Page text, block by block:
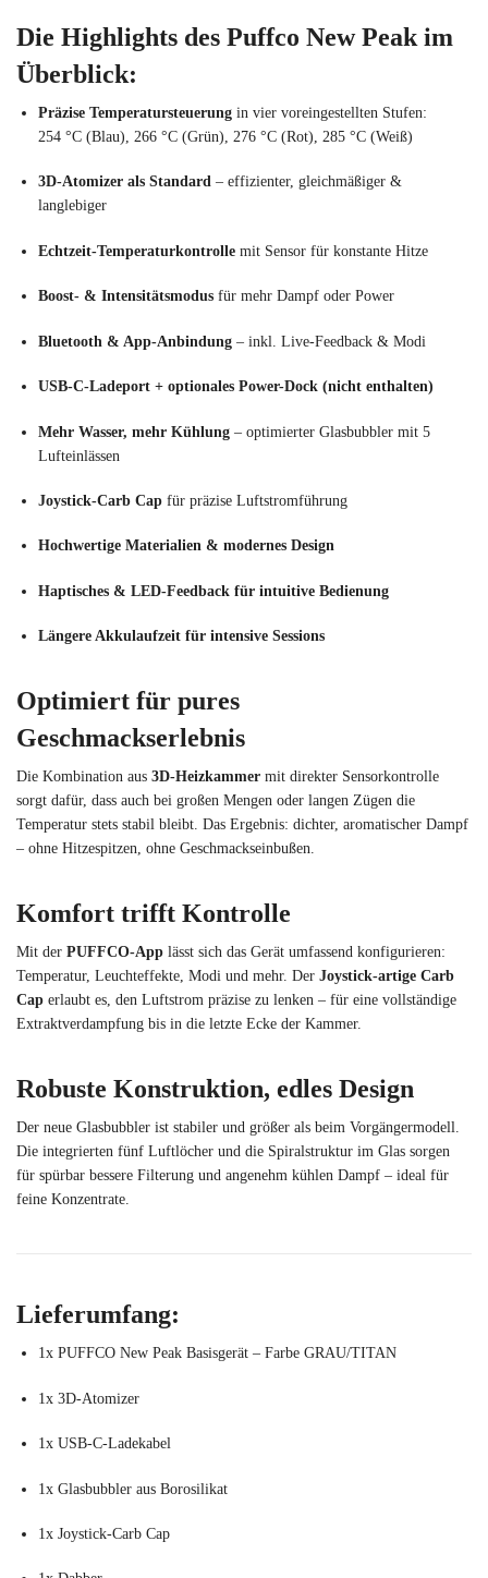
Die Highlights des Puffco New Peak im
Überblick:
Präzise Temperatursteuerung in vier voreingestellten Stufen:
254 °C (Blau), 266 °C (Grün), 276 °C (Rot), 285 °C (Weiß)
3D-Atomizer als Standard – effizienter, gleichmäßiger &
langlebiger
Echtzeit-Temperaturkontrolle mit Sensor für konstante Hitze
Boost- & Intensitätsmodus für mehr Dampf oder Power
Bluetooth & App-Anbindung – inkl. Live-Feedback & Modi
USB-C-Ladeport + optionales Power-Dock (nicht enthalten)
Mehr Wasser, mehr Kühlung – optimierter Glasbubbler mit 5
Lufteinlässen
Joystick-Carb Cap für präzise Luftstromführung
Hochwertige Materialien & modernes Design
Haptisches & LED-Feedback für intuitive Bedienung
Längere Akkulaufzeit für intensive Sessions
Optimiert für pures
Geschmackserlebnis
Die Kombination aus 3D-Heizkammer mit direkter Sensorkontrolle
sorgt dafür, dass auch bei großen Mengen oder langen Zügen die
Temperatur stets stabil bleibt. Das Ergebnis: dichter, aromatischer Dampf
– ohne Hitzespitzen, ohne Geschmackseinbußen.
Komfort trifft Kontrolle
Mit der PUFFCO-App lässt sich das Gerät umfassend konfigurieren:
Temperatur, Leuchteffekte, Modi und mehr. Der Joystick-artige Carb
Cap erlaubt es, den Luftstrom präzise zu lenken – für eine vollständige
Extraktverdampfung bis in die letzte Ecke der Kammer.
Robuste Konstruktion, edles Design
Der neue Glasbubbler ist stabiler und größer als beim Vorgängermodell.
Die integrierten fünf Luftlöcher und die Spiralstruktur im Glas sorgen
für spürbar bessere Filterung und angenehm kühlen Dampf – ideal für
feine Konzentrate.
Lieferumfang:
1x PUFFCO New Peak Basisgerät – Farbe GRAU/TITAN
1x 3D-Atomizer
1x USB-C-Ladekabel
1x Glasbubbler aus Borosilikat
1x Joystick-Carb Cap